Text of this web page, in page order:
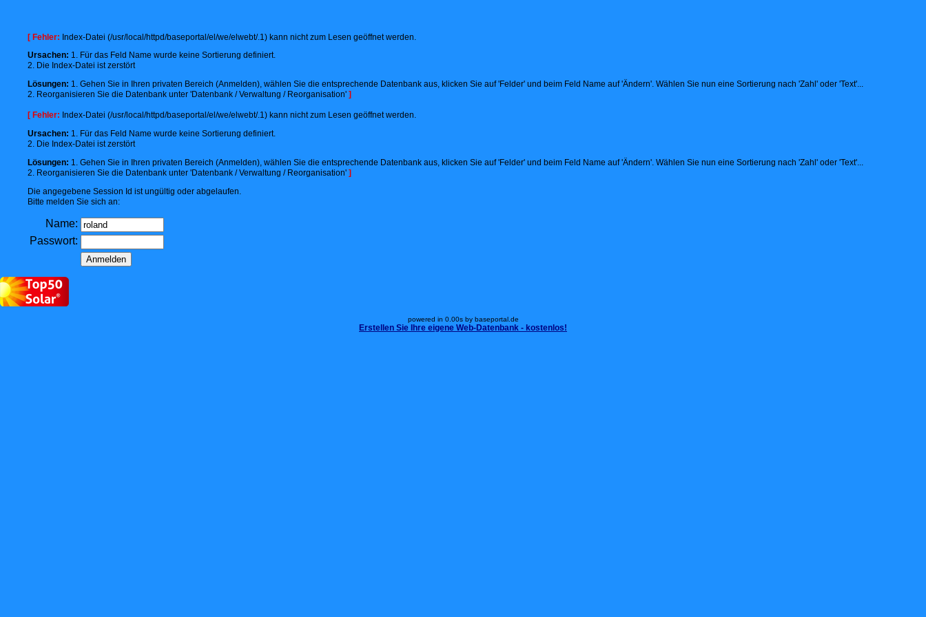
[ Fehler: Index-Datei (/usr/local/httpd/baseportal/el/we/elwebt/.1) kann nicht zum Lesen geöffnet werden.
Ursachen: 1. Für das Feld Name wurde keine Sortierung definiert.
2. Die Index-Datei ist zerstört
Lösungen: 1. Gehen Sie in Ihren privaten Bereich (Anmelden), wählen Sie die entsprechende Datenbank aus, klicken Sie auf 'Felder' und beim Feld Name auf 'Ändern'. Wählen Sie nun eine Sortierung nach 'Zahl' oder 'Text'...
2. Reorganisieren Sie die Datenbank unter 'Datenbank / Verwaltung / Reorganisation' ]
[ Fehler: Index-Datei (/usr/local/httpd/baseportal/el/we/elwebt/.1) kann nicht zum Lesen geöffnet werden.
Ursachen: 1. Für das Feld Name wurde keine Sortierung definiert.
2. Die Index-Datei ist zerstört
Lösungen: 1. Gehen Sie in Ihren privaten Bereich (Anmelden), wählen Sie die entsprechende Datenbank aus, klicken Sie auf 'Felder' und beim Feld Name auf 'Ändern'. Wählen Sie nun eine Sortierung nach 'Zahl' oder 'Text'...
2. Reorganisieren Sie die Datenbank unter 'Datenbank / Verwaltung / Reorganisation' ]
Die angegebene Session Id ist ungültig oder abgelaufen.
Bitte melden Sie sich an:
Name:
Passwort:
powered in 0.00s by baseportal.de
Erstellen Sie Ihre eigene Web-Datenbank - kostenlos!